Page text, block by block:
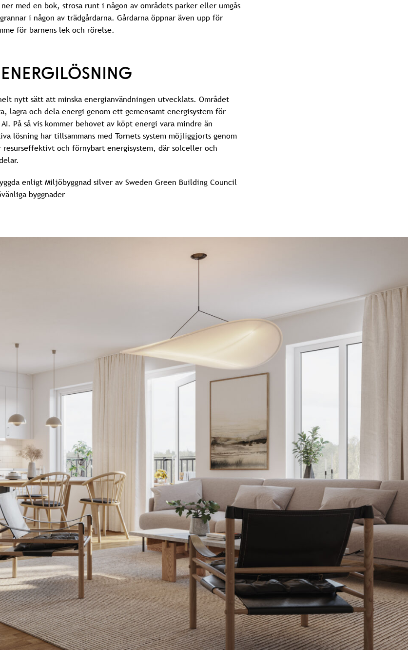
med en bok, strosa runt i någon av områdets parker eller umgås
i någon av trädgårdarna. Gårdarna öppnar även upp för
för barnens lek och rörelse.
nytt sätt att minska energianvändningen utvecklats. Området
lagra och dela energi genom ett gemensamt energisystem för
På så vis kommer behovet av köpt energi vara mindre än
lösning har tillsammans med Tornets system möjliggjorts genom
och förnybart energisystem, där solceller och
enligt Miljöbyggnad silver av Sweden Green Building Council
byggnader